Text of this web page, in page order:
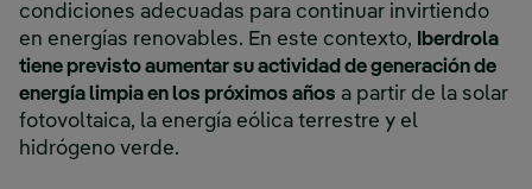
condiciones adecuadas para continuar invirtiendo
en energías renovables. En este contexto,
Iberdrola
tiene previsto aumentar su actividad de generación de
energía limpia en los próximos años a partir de la solar
fotovoltaica, la energía eólica terrestre y el
hidrógeno verde.